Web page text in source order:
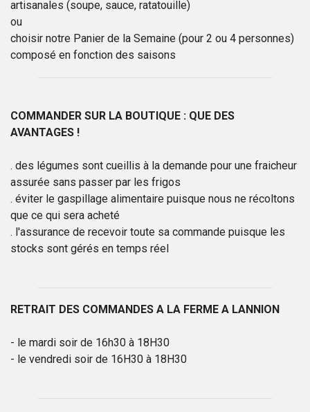
artisanales (soupe, sauce, ratatouille)
ou
choisir notre Panier de la Semaine (pour 2 ou 4 personnes)
composé en fonction des saisons
COMMANDER SUR LA BOUTIQUE : QUE DES
AVANTAGES !
. des légumes sont cueillis à la demande pour une fraicheur
assurée sans passer par les frigos
. éviter le gaspillage alimentaire puisque nous ne récoltons
que ce qui sera acheté
. l'assurance de recevoir toute sa commande puisque les
stocks sont gérés en temps réel
RETRAIT DES COMMANDES A LA FERME A LANNION
- le mardi soir de 16h30 à 18H30
- le vendredi soir de 16H30 à 18H30